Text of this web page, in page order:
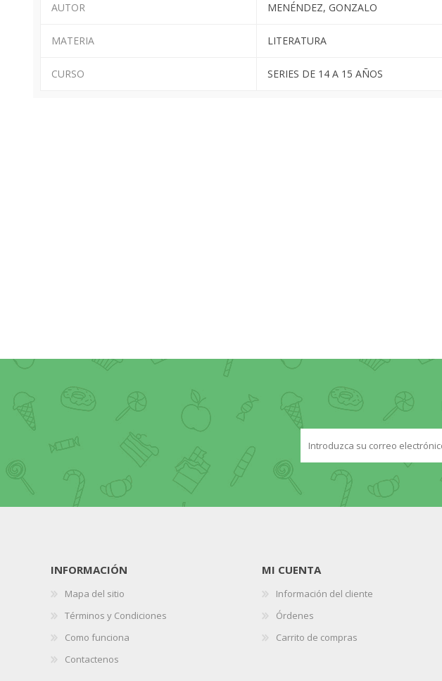
AUTOR MENÉNDEZ, GONZALO
MATERIA LITERATURA
CURSO SERIES DE 14 A 15 AÑOS
INFORMACIÓN
Mapa del sitio
Términos y Condiciones
Como funciona
Contactenos
MI CUENTA
Información del cliente
Órdenes
Carrito de compras